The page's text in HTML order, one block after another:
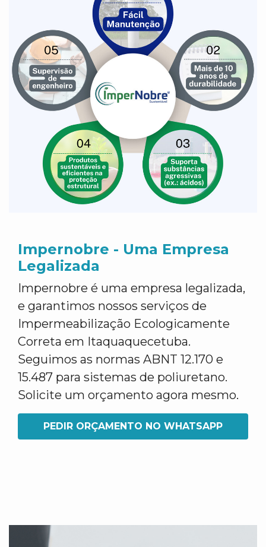
Impernobre - Uma Empresa
Legalizada
Impernobre é uma empresa legalizada,
e garantimos nossos serviços de
Impermeabilização Ecologicamente
Correta em Itaquaquecetuba.
Seguimos as normas ABNT 12.170 e
15.487 para sistemas de poliuretano.
Solicite um orçamento agora mesmo.
PEDIR ORÇAMENTO NO WHATSAPP